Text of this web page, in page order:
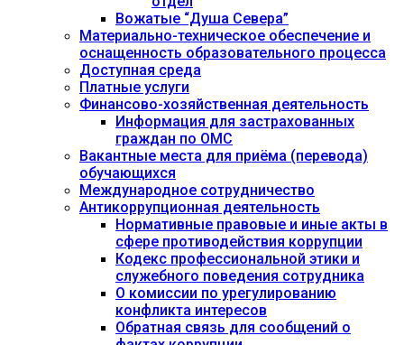
Вожатые “Душа Севера”
Материально-техническое обеспечение и
оснащенность образовательного процесса
Доступная среда
Платные услуги
Финансово-хозяйственная деятельность
Информация для застрахованных
граждан по ОМС
Вакантные места для приёма (перевода)
обучающихся
Международное сотрудничество
Антикоррупционная деятельность
Нормативные правовые и иные акты в
сфере противодействия коррупции
Кодекс профессиональной этики и
служебного поведения сотрудника
О комиссии по урегулированию
конфликта интересов
Обратная связь для сообщений о